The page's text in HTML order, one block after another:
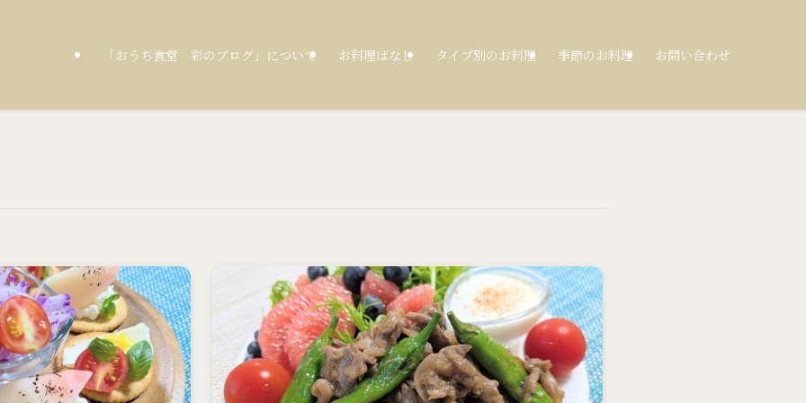
「おうち食堂 彩のブログ」について お料理ばなし タイプ別のお料理 季節のお料理 お問い合わせ